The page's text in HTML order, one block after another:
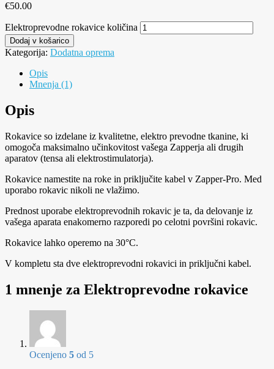
€50.00
Elektroprevodne rokavice količina
Dodaj v košarico
Kategorija: Dodatna oprema
Opis
Mnenja (1)
Opis
Rokavice so izdelane iz kvalitetne, elektro prevodne tkanine, ki
omogoča maksimalno učinkovitost vašega Zapperja ali drugih
aparatov (tensa ali elektrostimulatorja).
Rokavice namestite na roke in priključite kabel v Zapper-Pro. Med
uporabo rokavic nikoli ne vlažimo.
Prednost uporabe elektroprevodnih rokavic je ta, da delovanje iz
vašega aparata enakomerno razporedi po celotni površini rokavic.
Rokavice lahko operemo na 30°C.
V kompletu sta dve elektroprevodni rokavici in priključni kabel.
1 mnenje za Elektroprevodne rokavice
Ocenjeno 5 od 5